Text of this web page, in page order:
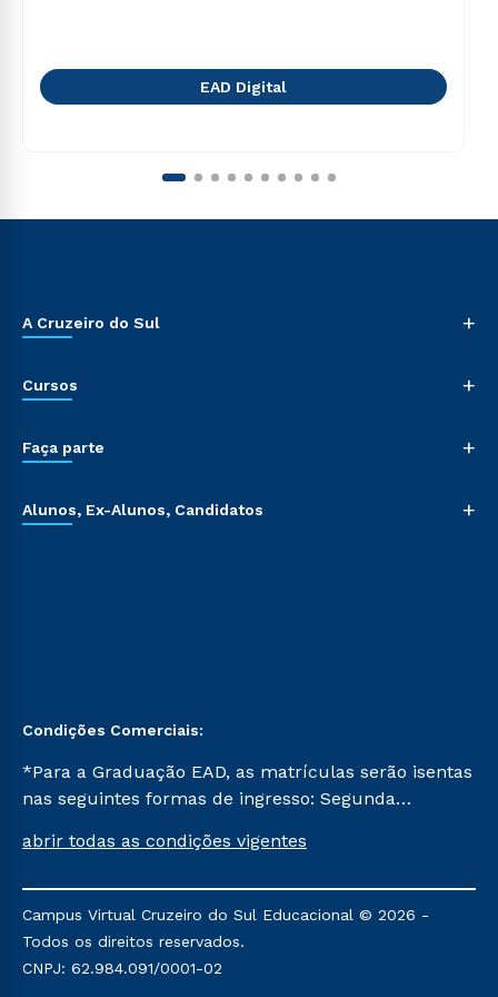
EAD Digital
A Cruzeiro do Sul +
Cursos +
Faça parte +
Alunos, Ex-Alunos, Candidatos +
Condições Comerciais:
*Para a Graduação EAD, as matrículas serão isentas
nas seguintes formas de ingresso: Segunda
Já para as demais, a taxa de matrícula será de R$
mencionadas são referentes aos cursos: Ensino
Religioso, Geografia para a Docência e Metodologia
do Ensino de História: Questões Atuais.
abrir todas as condições vigentes
Campus Virtual Cruzeiro do Sul Educacional © 2026 -
Todos os direitos reservados.
CNPJ: 62.984.091/0001-02